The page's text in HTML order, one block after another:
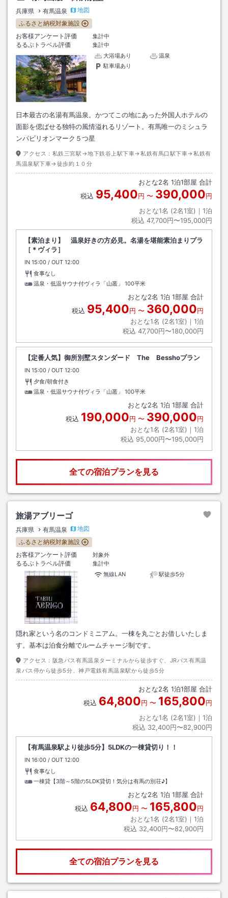
兵庫県 有馬温泉
地図
ふるさと納税対象施設
お客様アンケート評価
集計中
るるぶトラベル評価
集計中
大浴場あり
温泉
駐車場あり
日本最古の名湯有馬温泉。かつてこの地にあった外国人ホテルの
面影を偲ばせる独特の風情溢れるリゾート。有馬唯一のミシュラ
ンパビリオンマーク５つ星
アクセス： 私鉄三宮駅→地下鉄谷上駅下車→私鉄有馬口駅下車→私鉄有
馬温泉駅下車→徒歩約１０分
おとな2名 1泊1部屋 合計
税込 95,400円 〜 390,000円
おとな1名 (2名1室)｜ 1泊
税込 47,700円〜195,000円
【素泊まり】 温泉好きの方必見。名湯を堪能素泊まりプラ
［＊ヴィラ］
IN チェックイン
15:00 / OUT チェックアウト
12:00
食事なし
温泉・低温サウナ付ヴィラ「山叢」
100平米
おとな2名 1泊 1部屋 合計
税込 95,400円 〜 360,000円
おとな1名 (2名1室)｜ 1泊
税込 47,700円〜180,000円
【定番人気】御所別墅スタンダード The Besshoプラン
IN チェックイン
15:00 / OUT チェックアウト
12:00
夕食/朝食付き
温泉・低温サウナ付ヴィラ「山叢」
100平米
おとな2名 1泊 1部屋 合計
税込 190,000円 〜 390,000円
おとな1名 (2名1室)｜ 1泊
税込 95,000円〜195,000円
全ての宿泊プランを見る
旅湯アブリーゴ
兵庫県 有馬温泉
地図
ふるさと納税対象施設
お客様アンケート評価
対象外
るるぶトラベル評価
集計中
無線LAN
駅徒歩5分
隠れ家という名のコンドミニアム。一棟を丸ごとお借しいたしま
す。基本は泊食分離でルームチャージ制です。
アクセス： 阪急バス有馬温泉ターミナルから徒歩すぐ、JRバス有馬温
泉バス停から徒歩5分、神戸電鉄有馬温泉駅から徒歩5分
おとな2名 1泊1部屋 合計
税込 64,800円 〜 165,800円
おとな1名 (2名1室)｜ 1泊
税込 32,400円〜82,900円
【有馬温泉駅より徒歩5分】5LDKの一棟貸切り！！
IN チェックイン
16:00 / OUT チェックアウト
12:00
食事なし
一棟貸【3階～5階の5LDK貸切！気分は有馬の別荘♪】
おとな2名 1泊 1部屋 合計
税込 64,800円 〜 165,800円
おとな1名 (2名1室)｜ 1泊
税込 32,400円〜82,900円
全ての宿泊プランを見る